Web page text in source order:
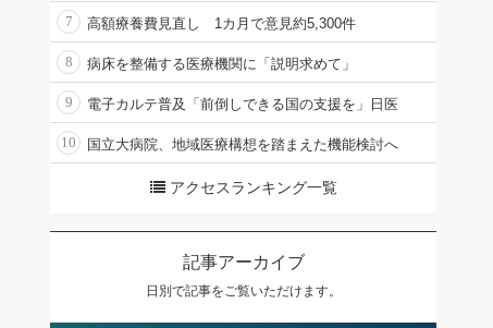
7 高額療養費見直し 1カ月で意見約5,300件
8 病床を整備する医療機関に「説明求めて」
9 電子カルテ普及「前倒しできる国の支援を」日医
10 国立大病院、地域医療構想を踏まえた機能検討へ
アクセスランキング一覧
記事アーカイブ
日別で記事をご覧いただけます。